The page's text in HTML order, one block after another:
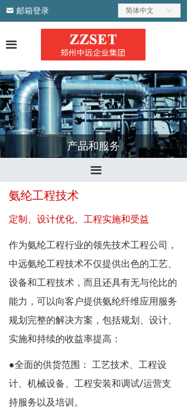
낂 邮箱登录 ꀅ
简体中文
끀
首页
关于我们
业绩和荣誉
研发
职业发展
氨纶工程技术
定制、设计优化、工程实施和受益
作为氨纶工程行业的领先技术工程公司，
中远氨纶工程技术不仅提供出色的工艺、
设备和工程技术，而且还具有无与伦比的
能力，可以向客户提供氨纶纤维应用服务
规划完整的解决方案，包括规划、设计、
实施和持续的收益率提高：
●全面的供货范围： 工艺技术、工程设
计、机械设备、工程安装和调试/运营支
持服务以及培训。
产品和服务
产品和服务
끀
氨纶工程技术
防弹材料
有机农业产品